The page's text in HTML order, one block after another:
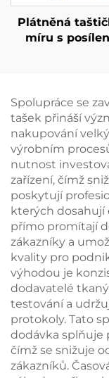
Plátněná
míru s
Spolupráce se
tašek přináší
nakupování
výrobním
nutnost
zařízení, čímž
poskytují
kterých dosahují
přímo promítají
zákazníky a
kvality pro
výhodou je
dodavatelé
testování a
protokoly. Tato
dodávka splňuje
čímž se snižuje
zákazníků.